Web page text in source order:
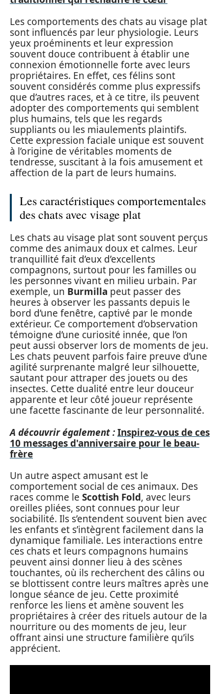
Les comportements des chats au visage plat
sont influencés par leur physiologie. Leurs
yeux proéminents et leur expression
souvent douce contribuent à établir une
connexion émotionnelle forte avec leurs
propriétaires. En effet, ces félins sont
souvent considérés comme plus expressifs
que d’autres races, et à ce titre, ils peuvent
adopter des comportements qui semblent
plus humains, tels que les regards
suppliants ou les miaulements plaintifs.
Cette expression faciale unique est souvent
à l’origine de véritables moments de
tendresse, suscitant à la fois amusement et
affection de la part de leurs humains.
Les caractéristiques comportementales
des chats avec visage plat
Les chats au visage plat sont souvent perçus
comme des animaux doux et calmes. Leur
tranquillité fait d’eux d’excellents
compagnons, surtout pour les familles ou
les personnes vivant en milieu urbain. Par
exemple, un Burmilla peut passer des
heures à observer les passants depuis le
bord d’une fenêtre, captivé par le monde
extérieur. Ce comportement d’observation
témoigne d’une curiosité innée, que l’on
peut aussi observer lors de moments de jeu.
Les chats peuvent parfois faire preuve d’une
agilité surprenante malgré leur silhouette,
sautant pour attraper des jouets ou des
insectes. Cette dualité entre leur douceur
apparente et leur côté joueur représente
une facette fascinante de leur personnalité.
A découvrir également :Inspirez-vous de ces
10 messages d'anniversaire pour le beau-
frère
Un autre aspect amusant est le
comportement social de ces animaux. Des
races comme le Scottish Fold, avec leurs
oreilles pliées, sont connues pour leur
sociabilité. Ils s’entendent souvent bien avec
les enfants et s’intègrent facilement dans la
dynamique familiale. Les interactions entre
ces chats et leurs compagnons humains
peuvent ainsi donner lieu à des scènes
touchantes, où ils recherchent des câlins ou
se blottissent contre leurs maîtres après une
longue séance de jeu. Cette proximité
renforce les liens et amène souvent les
propriétaires à créer des rituels autour de la
nourriture ou des moments de jeu, leur
offrant ainsi une structure familière qu’ils
apprécient.